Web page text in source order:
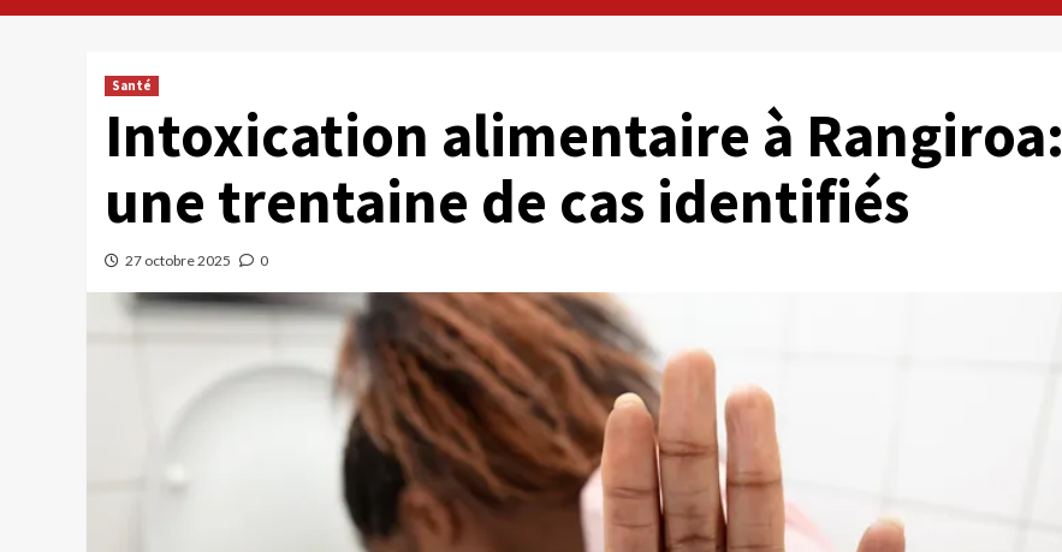
Santé
Intoxication alimentaire à Rangiroa:
une trentaine de cas identifiés
27 octobre 2025 0